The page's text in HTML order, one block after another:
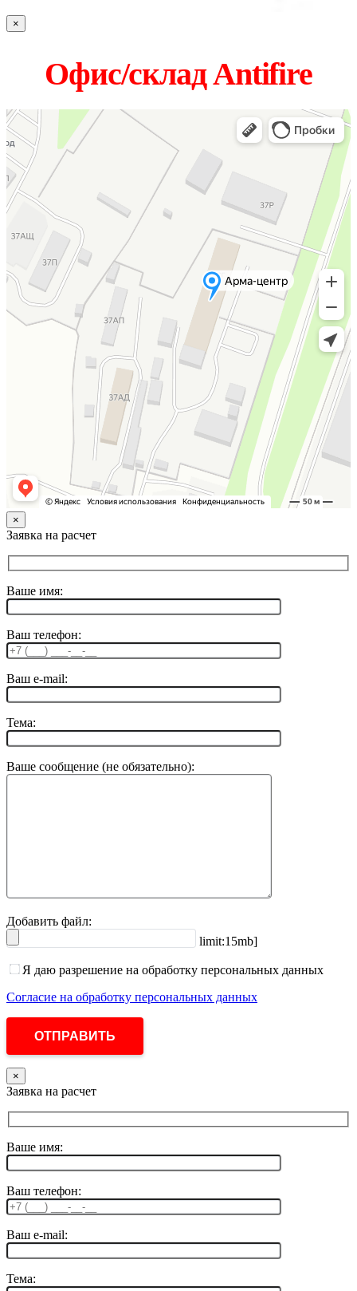
×
Офис/склад Antifire
×
Заявка на расчет
Ваше имя:
Ваш телефон:
Ваш e-mail:
Тема:
Ваше сообщение (не обязательно):
Добавить файл:
limit:15mb]
Я даю разрешение на обработку персональных данных
Согласие на обработку персональных данных
×
Заявка на расчет
Ваше имя:
Ваш телефон:
Ваш e-mail:
Тема: